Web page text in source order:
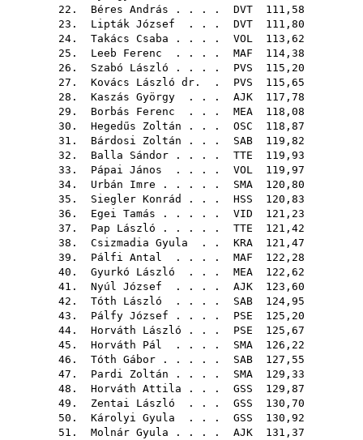
22. Béres András . . . . DVT 111,58
23. Lipták József . . . DVT 111,80
24. Takács Csaba . . . . VOL 113,62
25. Leeb Ferenc . . . . MAF 114,38
26. Szabó László . . . . PVS 115,20
27. Kovács László dr. . PVS 115,65
28. Kaszás György . . . AJK 117,78
29. Borbás Ferenc . . . MEA 118,08
30. Hegedűs Zoltán . . . OSC 118,87
31. Bárdosi Zoltán . . . SAB 119,82
32. Balla Sándor . . . . TTE 119,93
33. Pápai János . . . . VOL 119,97
34. Urbán Imre . . . . . SMA 120,80
35. Siegler Konrád . . . HSS 120,83
36. Egei Tamás . . . . . VID 121,23
37. Pap László . . . . . TTE 121,42
38. Csizmadia Gyula . . KRA 121,47
39. Pálfi Antal . . . . MAF 122,28
40. Gyurkó László . . . MEA 122,62
41. Nyúl József . . . . AJK 123,60
42. Tóth László . . . . SAB 124,95
43. Pálfy József . . . . PSE 125,20
44. Horváth László . . . PSE 125,67
45. Horváth Pál . . . . SMA 126,22
46. Tóth Gábor . . . . . SAB 127,55
47. Pardi Zoltán . . . . SMA 129,33
48. Horváth Attila . . . GSS 129,87
49. Zentai László . . . GSS 130,70
50. Károlyi Gyula . . . GSS 130,92
51. Molnár Gyula . . . . AJK 131,37